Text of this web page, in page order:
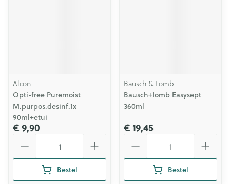
Alcon
Opti-free Puremoist
M.purpos.desinf.1x
90ml+etui
€ 9,90
Bestel
Bausch & Lomb
Bausch+lomb Easysept
360ml
€ 19,45
Bestel